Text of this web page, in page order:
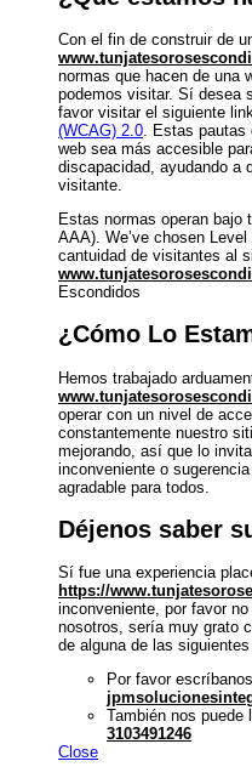
Con el fin de construir de
normas que hacen de una
podemos visitar. Sí desea
favor visitar el siguiente
(WCAG) 2.0. Estas pautas
web sea más accesible
discapacidad, ayudando a
visitante.
Estas normas operan
AAA). We’ve chosen Level
cantuidad de visitantes al
Escondidos
¿Cómo Lo
Hemos trabajado
operar con un nivel de
constantemente nuestro
mejorando, así que lo
inconveniente o
agradable para todos.
Déjenos saber
Sí fue una experiencia
https://
inconveniente, por favor
nosotros, sería muy grato
de alguna de las
Por favor
También nos puede
3103491246
Close